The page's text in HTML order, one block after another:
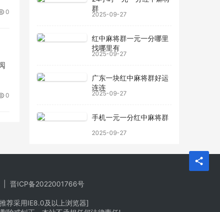
0
0
群
2025-09-27
红中麻将群一元一分哪里
找哪里有
2025-09-27
广东一块红中麻将群好运
连连
2025-09-27
手机一元一分红中麻将群
2025-09-27
晋ICP备2022001766号
荐采用IE8.0及以上浏览器]